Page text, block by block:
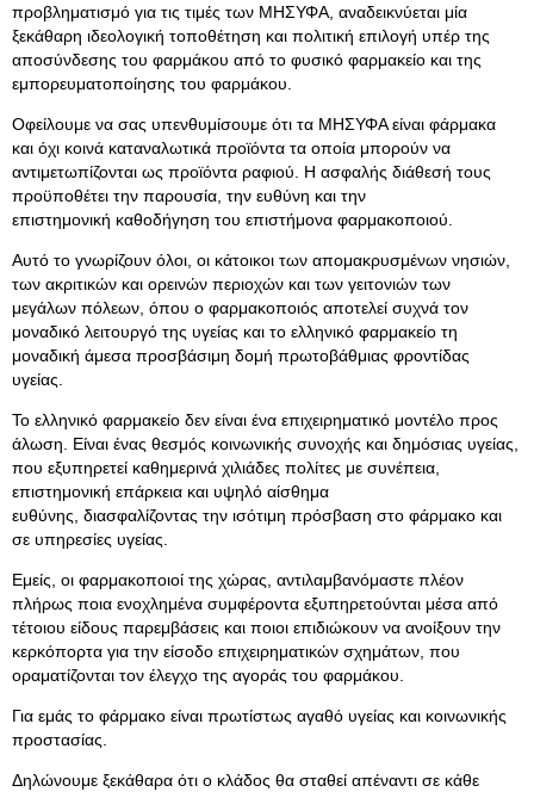
προβληματισμό για τις τιμές των ΜΗΣΥΦΑ, αναδεικνύεται μία
ξεκάθαρη ιδεολογική τοποθέτηση και πολιτική επιλογή υπέρ της
αποσύνδεσης του φαρμάκου από το φυσικό φαρμακείο και της
εμπορευματοποίησης του φαρμάκου.
Οφείλουμε να σας υπενθυμίσουμε ότι τα ΜΗΣΥΦΑ είναι φάρμακα
και όχι κοινά καταναλωτικά προϊόντα τα οποία μπορούν να
αντιμετωπίζονται ως προϊόντα ραφιού. Η ασφαλής διάθεσή τους
προϋποθέτει την παρουσία, την ευθύνη και την
επιστημονική καθοδήγηση του επιστήμονα φαρμακοποιού.
Αυτό το γνωρίζουν όλοι, οι κάτοικοι των απομακρυσμένων νησιών,
των ακριτικών και ορεινών περιοχών και των γειτονιών των
μεγάλων πόλεων, όπου ο φαρμακοποιός αποτελεί συχνά τον
μοναδικό λειτουργό της υγείας και το ελληνικό φαρμακείο τη
μοναδική άμεσα προσβάσιμη δομή πρωτοβάθμιας φροντίδας
υγείας.
Το ελληνικό φαρμακείο δεν είναι ένα επιχειρηματικό μοντέλο προς
άλωση. Είναι ένας θεσμός κοινωνικής συνοχής και δημόσιας υγείας,
που εξυπηρετεί καθημερινά χιλιάδες πολίτες με συνέπεια,
επιστημονική επάρκεια και υψηλό αίσθημα
ευθύνης, διασφαλίζοντας την ισότιμη πρόσβαση στο φάρμακο και
σε υπηρεσίες υγείας.
Εμείς, οι φαρμακοποιοί της χώρας, αντιλαμβανόμαστε πλέον
πλήρως ποια ενοχλημένα συμφέροντα εξυπηρετούνται μέσα από
τέτοιου είδους παρεμβάσεις και ποιοι επιδιώκουν να ανοίξουν την
κερκόπορτα για την είσοδο επιχειρηματικών σχημάτων, που
οραματίζονται τον έλεγχο της αγοράς του φαρμάκου.
Για εμάς το φάρμακο είναι πρωτίστως αγαθό υγείας και κοινωνικής
προστασίας.
Δηλώνουμε ξεκάθαρα ότι ο κλάδος θα σταθεί απέναντι σε κάθε